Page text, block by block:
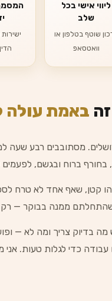
ליווי אישי בכל
שלב
שוטף בטלפון או
וואטסאפ
באמת עולה
מסתובבים רבע
בחורף ברוח ובגשם,
שאף אחד לא טרח
ממנה בבוקר — רק
מה בדיוק צריך ומה לא —
עבודה כדי לגלות טעות.